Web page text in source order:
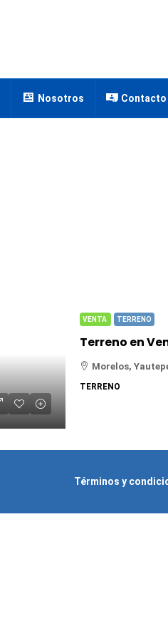
Nosotros Contacto
VENTA TERRENO
Morelos,
TERRENO
Términos y